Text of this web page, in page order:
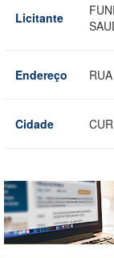
Licitante
Endereço
Cidade